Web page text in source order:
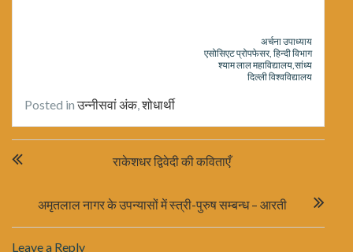
अर्चना उपाध्याय
एसोसिएट प्रोपफेसर, हिन्दी विभाग
श्याम लाल महाविद्यालय,सांध्य
दिल्ली विश्वविद्यालय
Posted inउन्नीसवां अंक,शोधार्थी
navigation
राकेशधर द्विवेदी की कविताएँ
अमृतलाल नागर के उपन्यासों में स्त्री-पुरुष सम्बन्ध – आरती
Leave a Reply